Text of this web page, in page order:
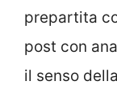
prepartita
post con
il senso